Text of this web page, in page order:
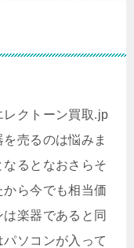
レクトーン買取.jp
売るのは悩みま
るとなおさらそ
ら今でも相当価
楽器であると同
ソコンが入って